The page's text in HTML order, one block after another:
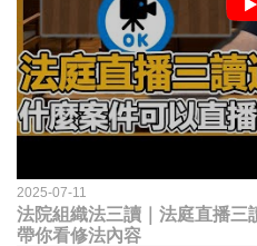
2025-07-11
法院組織法三讀｜法庭直播三
帶你看修法內容